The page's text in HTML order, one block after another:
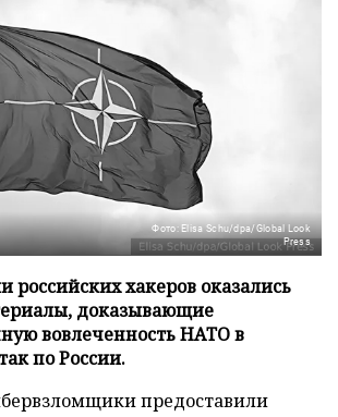
Фото: Elisa Schu/dpa/Global Look
Press
российских хакеров оказались
доказывающие
вовлеченность НАТО в
по России.
предоставили